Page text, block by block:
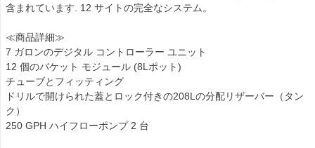
含まれています. 12 サイトの完全なシステム。
≪商品詳細≫
7 ガロンのデジタル コントローラー ユニット
12 個のバケット モジュール (8Lポット)
チューブとフィッティング
ドリルで開けられた蓋とロック付きの208Lの分配リザーバー（タン
ク）
250 GPH ハイフローポンプ 2 台